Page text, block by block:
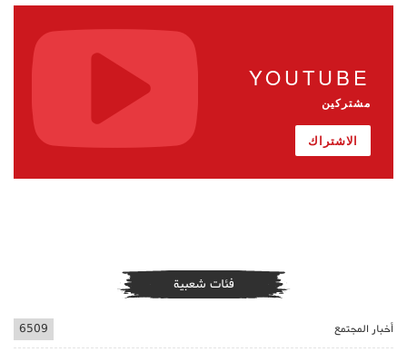
YOUTUBE
مشتركين
الاشتراك
فئات شعبية
أخبار المجتمع 6509